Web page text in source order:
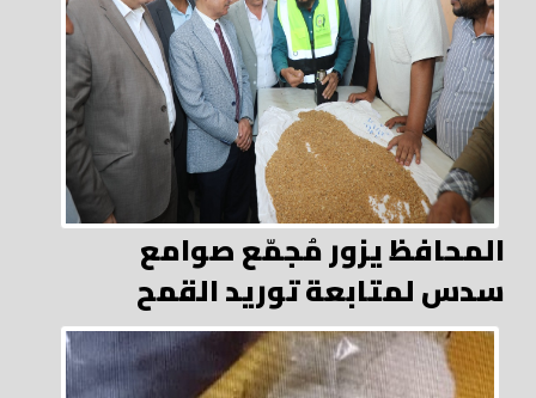
المحافظ يزور مُجمّع صوامع
سدس لمتابعة توريد القمح